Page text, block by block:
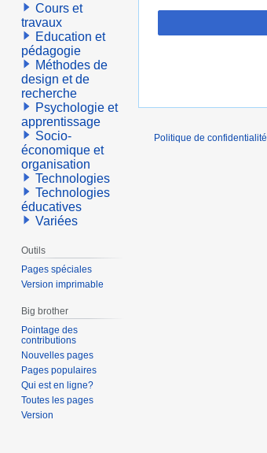
Cours et
travaux
Education et
pédagogie
Méthodes de
design et de
recherche
Psychologie et
apprentissage
Socio-
économique et
organisation
Technologies
Technologies
éducatives
Variées
Outils
Pages spéciales
Version imprimable
Big brother
Pointage des
contributions
Nouvelles pages
Pages populaires
Qui est en ligne?
Toutes les pages
Version
Politique de confidentialité